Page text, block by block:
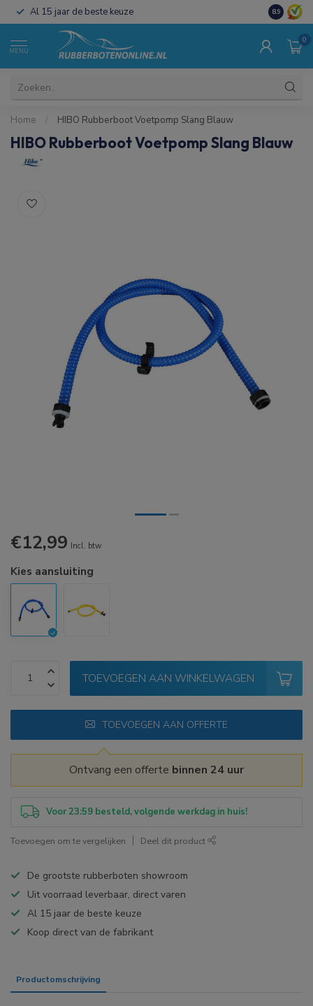
Al 15 jaar de beste keuze Koop
8.9
MENU
0
Home / HIBO Rubberboot Voetpomp Slang Blauw
HIBO Rubberboot Voetpomp Slang Blauw
€12,99 Incl. btw
Kies aansluiting
TOEVOEGEN AAN WINKELWAGEN
TOEVOEGEN AAN OFFERTE
Ontvang een offerte binnen 24 uur
Voor 23:59 besteld, volgende werkdag in huis!
Toevoegen om te vergelijken Deel dit product
De grootste rubberboten showroom
Uit voorraad leverbaar, direct varen
Al 15 jaar de beste keuze
Koop direct van de fabrikant
Productomschrijving